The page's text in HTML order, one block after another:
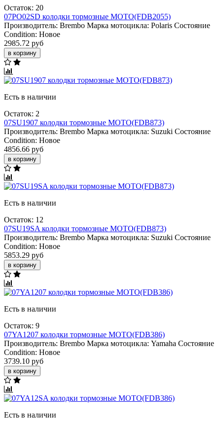
Остаток: 20
07PO02SD колодки тормозные МОТО(FDB2055)
Производитель: Brembo Марка мотоцикла: Polaris Состояние
Condition: Новое
2985.72 руб
в корзину
Есть в наличии
Остаток: 2
07SU1907 колодки тормозные МОТО(FDB873)
Производитель: Brembo Марка мотоцикла: Suzuki Состояние
Condition: Новое
4856.66 руб
в корзину
Есть в наличии
Остаток: 12
07SU19SA колодки тормозные МОТО(FDB873)
Производитель: Brembo Марка мотоцикла: Suzuki Состояние
Condition: Новое
5853.29 руб
в корзину
Есть в наличии
Остаток: 9
07YA1207 колодки тормозные МОТО(FDB386)
Производитель: Brembo Марка мотоцикла: Yamaha Состояние
Condition: Новое
3739.10 руб
в корзину
Есть в наличии